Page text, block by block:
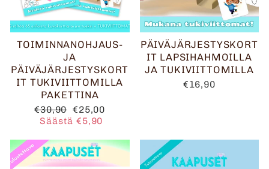
TOIMINNANOHJAUS-
JA
PÄIVÄJÄRJESTYSKORT
IT TUKIVIITTOMILLA
PAKETTINA
Normaalihinta
€30,90 Alennushinta
€25,00
Säästä €5,90
PÄIVÄJÄRJESTYSKORT
IT LAPSIHAHMOILLA
JA TUKIVIITTOMILLA
€16,90